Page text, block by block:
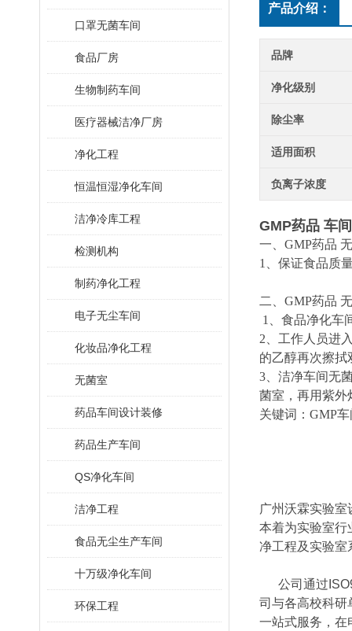
口罩无菌车间
食品厂房
生物制药车间
医疗器械洁净厂房
净化工程
恒温恒湿净化车间
洁净冷库工程
检测机构
制药净化工程
电子无尘车间
化妆品净化工程
无菌室
药品车间设计装修
药品生产车间
QS净化车间
洁净工程
食品无尘生产车间
十万级净化车间
环保工程
产品介绍：
品牌
净化级别
除尘率
适用面积
负离子浓度
GMP药品 车
一、GMP药品
1、保证食品质
二、GMP药品
1、食品净化车
2、工作人员进
的乙醇再次擦拭
3、洁净车间无
菌室，再用紫外
关键词：GMP
广州沃霖实验
本着为实验室行
净工程及实验室
公司通过
司与各高校科研
一站式服务，在